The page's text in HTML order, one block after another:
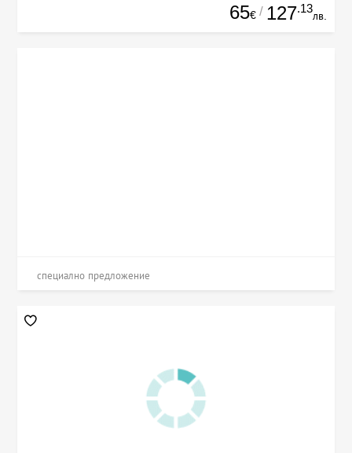
65€ / 127.13
лв.
специално предложение